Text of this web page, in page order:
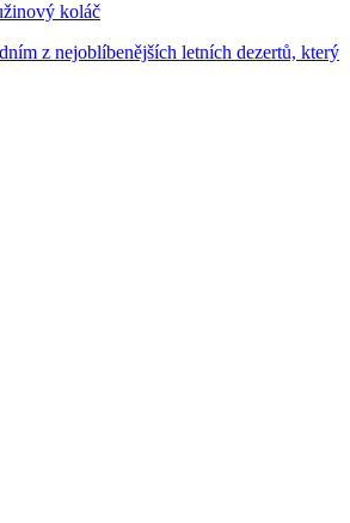
koláč
z nejoblíbenějších letních dezertů, který